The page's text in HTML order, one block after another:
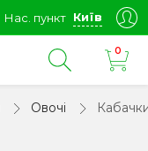
Нас. пункт Київ
0
Овочі